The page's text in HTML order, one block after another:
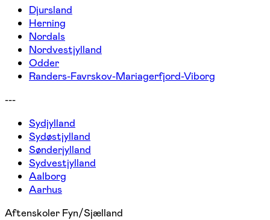
Djursland
Herning
Nordals
Nordvestjylland
Odder
Randers-Favrskov-Mariagerfjord-Viborg
---
Sydjylland
Sydøstjylland
Sønderjylland
Sydvestjylland
Aalborg
Aarhus
Aftenskoler Fyn/Sjælland